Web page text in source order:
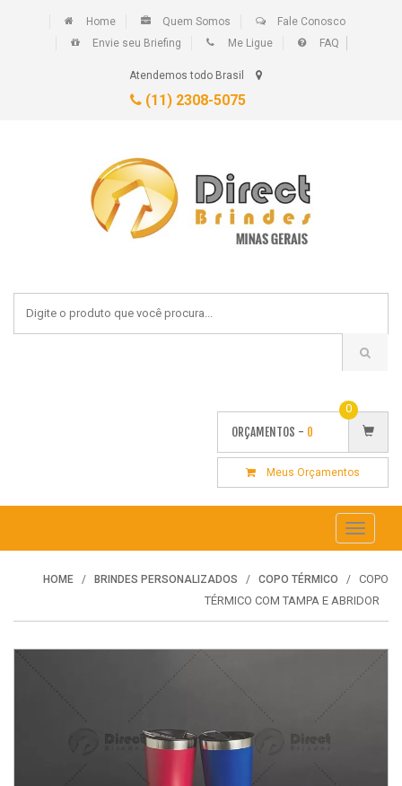
Home Quem Somos
Fale Conosco
Envie seu Briefing
Me Ligue FAQ
Atendemos todo Brasil
(11) 2308-5075
ORÇAMENTOS - 0
0
Meus Orçamentos
Toggle
HOME BRINDES PERSONALIZADOS COPO TÉRMICO
COPO
TÉRMICO COM TAMPA E ABRIDOR